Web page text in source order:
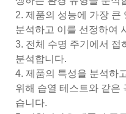
2. 제품의 성능에 가장 큰
분석하고 이를 선정하여
3. 전체 수명 주기에서 접
분석합니다.
4. 제품의 특성을 분석하
위해 습열 테스트와 같은
습니다.